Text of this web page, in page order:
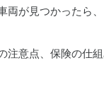
両が見つかったら
注意点、保険の仕